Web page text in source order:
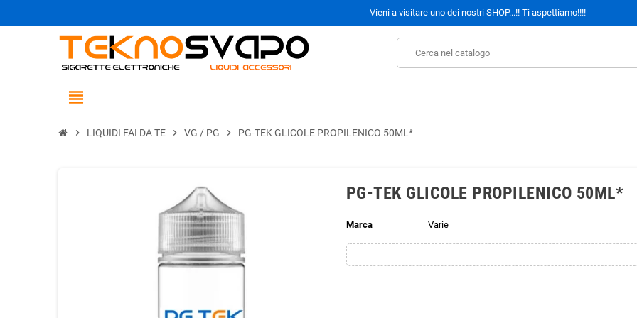
Vieni a visitare uno dei nostri SHOP...!! Ti aspettiamo!!!!
view_headline
chevron_right LIQUIDI FAI DA TE chevron_right VG / PG chevron_right PG-TEK GLICOLE PROPILENICO 50ML*
PG-TEK GLICOLE PROPILENICO 50ML*
Marca Varie